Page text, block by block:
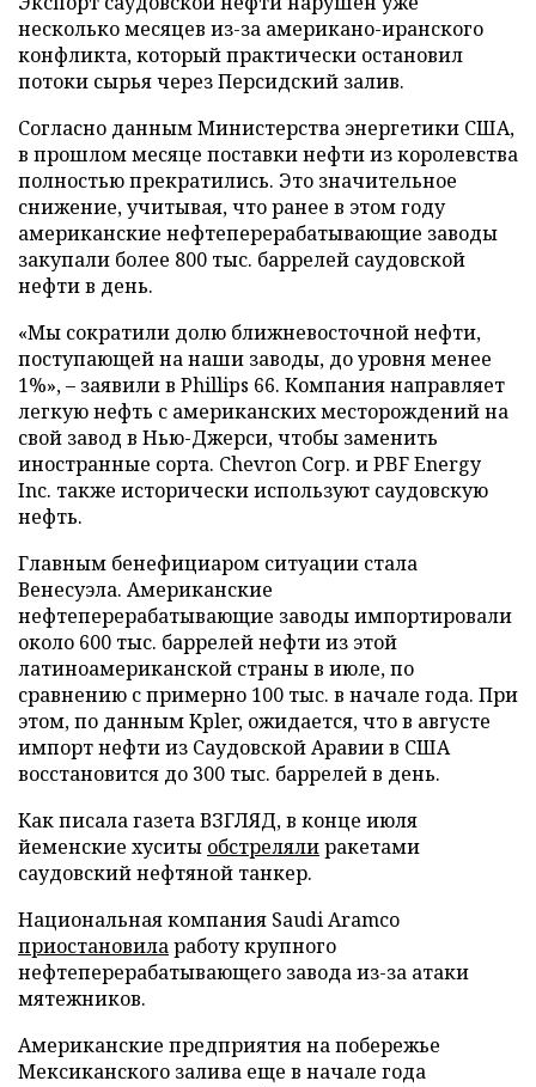
несколько месяцев из-за американо-иранского
конфликта, который практически остановил
потоки сырья через Персидский залив.
Согласно данным Министерства энергетики США,
в прошлом месяце поставки нефти из королевства
полностью прекратились. Это значительное
снижение, учитывая, что ранее в этом году
американские нефтеперерабатывающие заводы
закупали более 800 тыс. баррелей саудовской
нефти в день.
«Мы сократили долю ближневосточной нефти,
поступающей на наши заводы, до уровня менее
1%», – заявили в Phillips 66. Компания направляет
легкую нефть с американских месторождений на
свой завод в Нью-Джерси, чтобы заменить
иностранные сорта. Chevron Corp. и PBF Energy
Inc. также исторически используют саудовскую
нефть.
Главным бенефициаром ситуации стала
Венесуэла. Американские
нефтеперерабатывающие заводы импортировали
около 600 тыс. баррелей нефти из этой
латиноамериканской страны в июле, по
сравнению с примерно 100 тыс. в начале года. При
этом, по данным Kpler, ожидается, что в августе
импорт нефти из Саудовской Аравии в США
восстановится до 300 тыс. баррелей в день.
Как писала газета ВЗГЛЯД, в конце июля
йеменские хуситы обстрелялиракетами
саудовский нефтяной танкер.
Национальная компания Saudi Aramco
приостановилаработу крупного
нефтеперерабатывающего завода из-за атаки
мятежников.
Американские предприятия на побережье
Мексиканского залива еще в начале года